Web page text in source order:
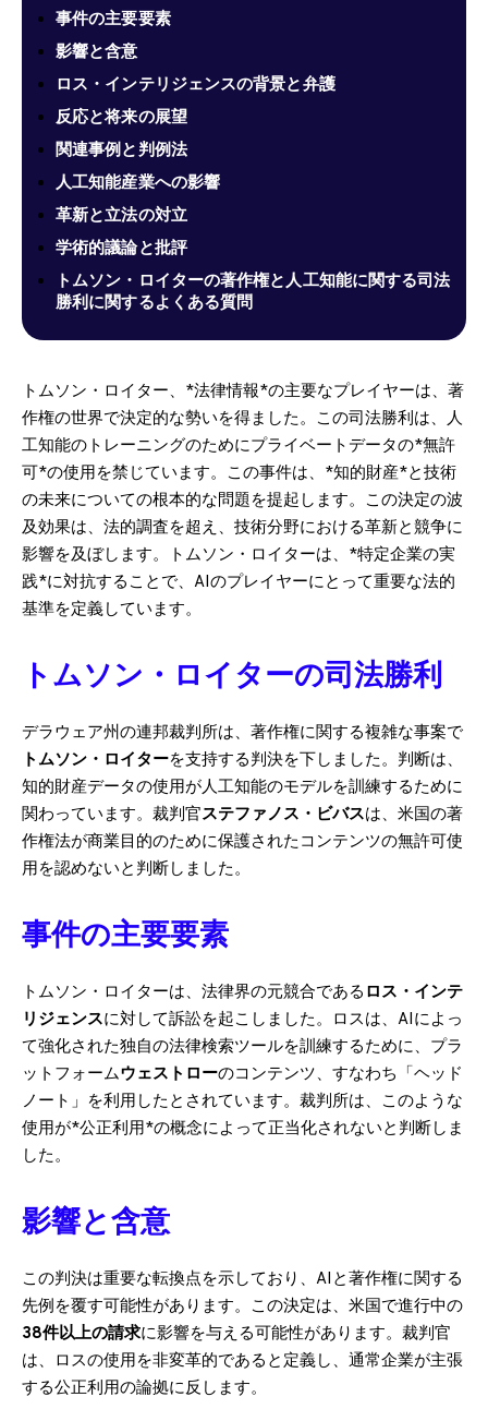
事件の主要要素
影響と含意
ロス・インテリジェンスの背景と弁護
反応と将来の展望
関連事例と判例法
人工知能産業への影響
革新と立法の対立
学術的議論と批評
トムソン・ロイターの著作権と人工知能に関する司法
勝利に関するよくある質問
トムソン・ロイター、*法律情報*の主要なプレイヤーは、著
作権の世界で決定的な勢いを得ました。この司法勝利は、人
工知能のトレーニングのためにプライベートデータの*無許
可*の使用を禁じています。この事件は、*知的財産*と技術
の未来についての根本的な問題を提起します。この決定の波
及効果は、法的調査を超え、技術分野における革新と競争に
影響を及ぼします。トムソン・ロイターは、*特定企業の実
践*に対抗することで、AIのプレイヤーにとって重要な法的
基準を定義しています。
トムソン・ロイターの司法勝利
デラウェア州の連邦裁判所は、著作権に関する複雑な事案で
トムソン・ロイターを支持する判決を下しました。判断は、
知的財産データの使用が人工知能のモデルを訓練するために
関わっています。裁判官ステファノス・ビバスは、米国の著
作権法が商業目的のために保護されたコンテンツの無許可使
用を認めないと判断しました。
事件の主要要素
トムソン・ロイターは、法律界の元競合である ロス・インテ
リジェンスに対して訴訟を起こしました。ロスは、AIによっ
て強化された独自の法律検索ツールを訓練するために、プラ
ットフォームウェストローのコンテンツ、すなわち「ヘッド
ノート」を利用したとされています。裁判所は、このような
使用が*公正利用*の概念によって正当化されないと判断しま
した。
影響と含意
この判決は重要な転換点を示しており、AIと著作権に関する
先例を覆す可能性があります。この決定は、米国で進行中の
38件以上の請求に影響を与える可能性があります。裁判官
は、ロスの使用を非変革的であると定義し、通常企業が主張
する公正利用の論拠に反します。